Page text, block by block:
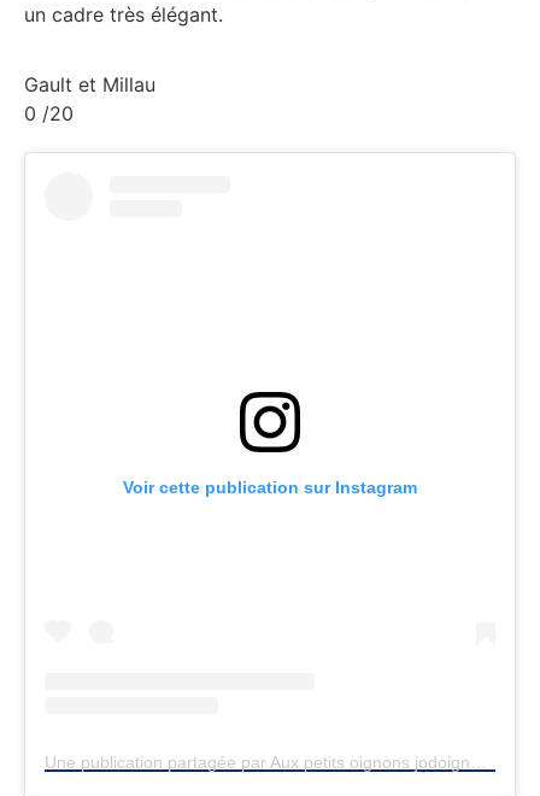
Voir cette publication sur Instagram
Une publication partagée par Aux petits oignons jodoigne (@aux.petit.oignons.jodoigne)
un cadre très élégant.
Gault et Millau
0 /20